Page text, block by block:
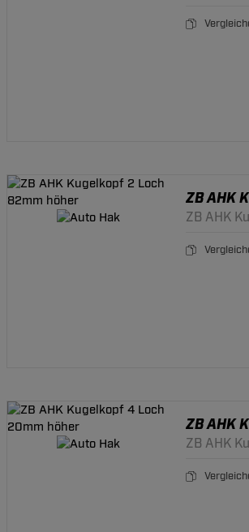
ZB AHK
ZB AHK
ZB AHK
ZB AHK